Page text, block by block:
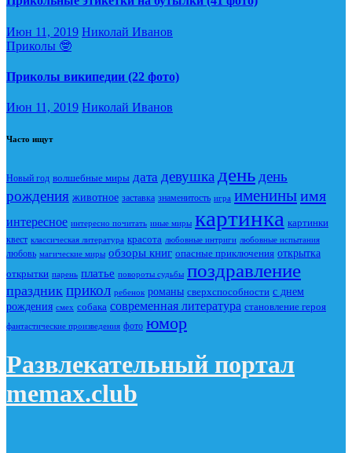
Июн 11, 2019 Николай Иванов
Приколы 🤓
Приколы википедии (22 фото)
Июн 11, 2019 Николай Иванов
Часто ищут
Новый год волшебные миры дата девушка день день
рождения животное заставка знаменитость игра имениныимя
интересное интересно почитать иные миры картинка картинки
квест классическая литература красота любовные интриги любовные испытания
любовь магические миры обзоры книг опасные приключения открытка
открытки парень платье повороты судьбы поздравление
праздник прикол ребенок романы сверхспособности с днем
рождения смех собака современная литература становление героя
фантастические произведения фото юмор
Развлекательный портал
memax.club